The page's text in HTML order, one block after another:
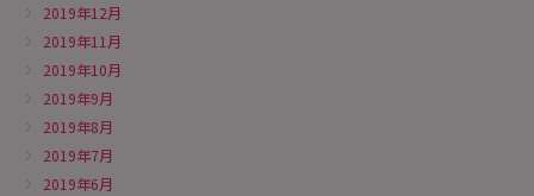
2019年12月
2019年11月
2019年10月
2019年9月
2019年8月
2019年7月
2019年6月